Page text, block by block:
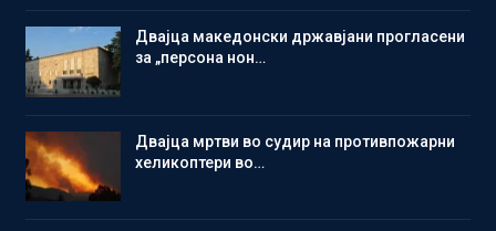
Двајца македонски државјани прогласени
за „персона нон…
Двајца мртви во судир на противпожарни
хеликоптери во…